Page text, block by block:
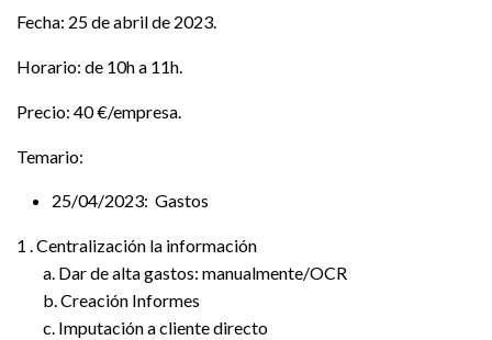
Fecha: 25 de abril de 2023.
Horario: de 10h a 11h.
Precio: 40 €/empresa.
Temario:
25/04/2023: Gastos
1 . Centralización la información
a. Dar de alta gastos: manualmente/OCR
b. Creación Informes
c. Imputación a cliente directo